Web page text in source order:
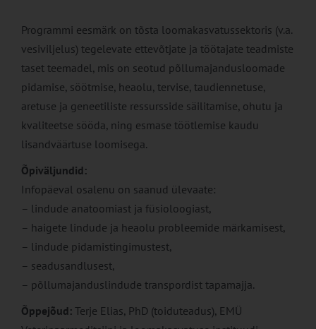
Programmi eesmärk on tõsta loomakasvatussektoris (v.a.
vesiviljelus) tegelevate ettevõtjate ja töötajate teadmiste
taset teemadel, mis on seotud põllumajandusloomade
pidamise, söötmise, heaolu, tervise, taudiennetuse,
aretuse ja geneetiliste ressursside säilitamise, ohutu ja
kvaliteetse sööda, ning esmase töötlemise kaudu
lisandväärtuse loomisega.
Õpiväljundid:
Infopäeval osalenu on saanud ülevaate:
– lindude anatoomiast ja füsioloogiast,
– haigete lindude ja heaolu probleemide märkamisest,
– lindude pidamistingimustest,
– seadusandlusest,
– põllumajanduslindude transpordist tapamajja.
Õppejõud: Terje Elias, PhD (toiduteadus), EMÜ